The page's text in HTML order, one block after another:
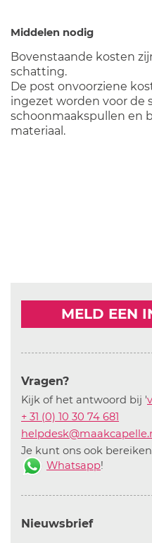
Middelen nodig
Bovenstaande kosten
schatting.
De post onvoorziene
ingezet worden voor de
schoonmaakspullen en
materiaal.
MELD EEN
Vragen?
Kijk of het antwoord bij '
+ 31 (0) 10 30 74 681
Je kunt ons ook
Whatsapp!
Nieuwsbrief